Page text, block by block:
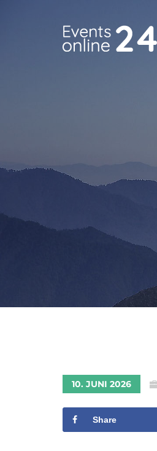
10. JUNI 2026
Share